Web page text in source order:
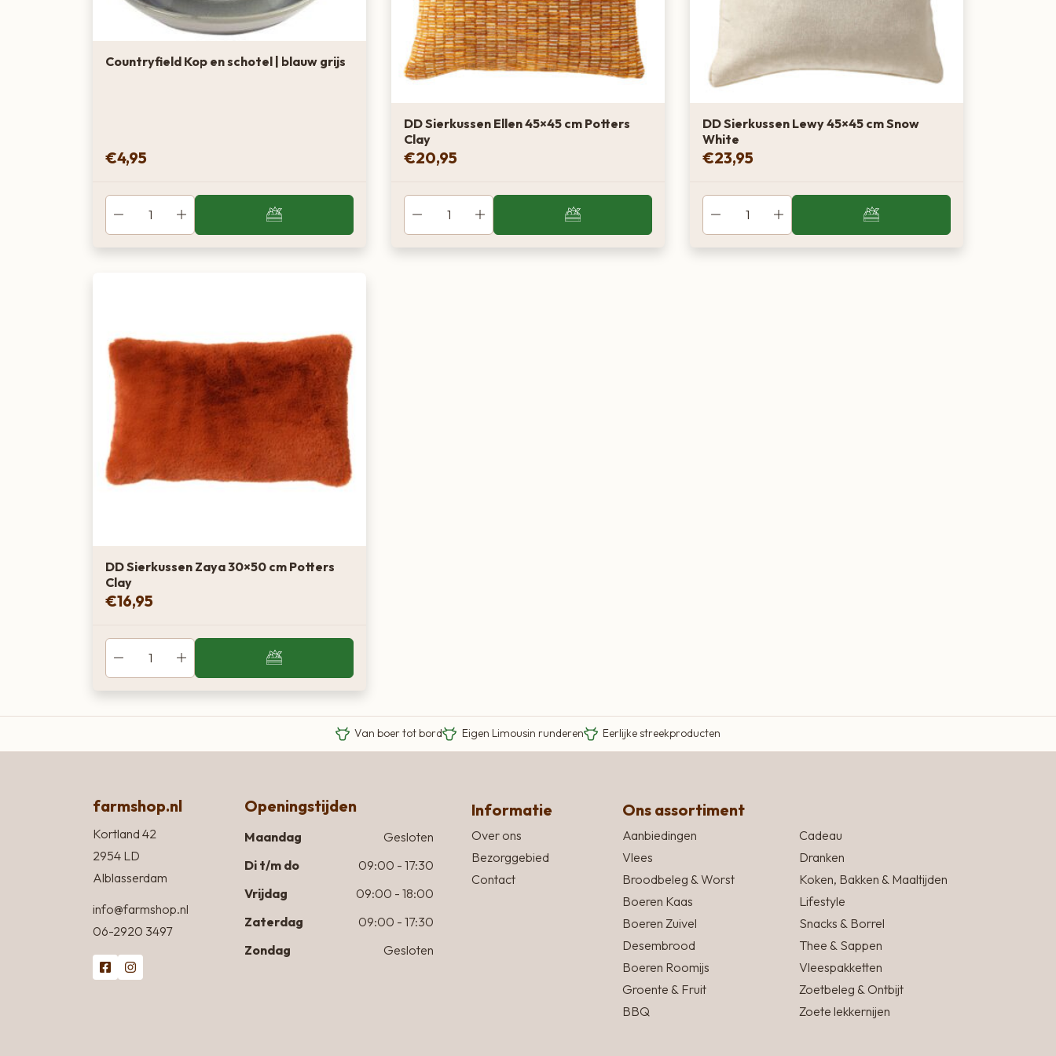
Countryfield Kop en schotel | blauw grijs
€4,95
DD Sierkussen Ellen 45×45 cm Potters
Clay
€20,95
DD Sierkussen Lewy 45×45 cm Snow
White
€23,95
DD Sierkussen Zaya 30×50 cm Potters
Clay
€16,95
Van boer tot bord Eigen Limousin runderen Eerlijke streekproducten
farmshop.nl
Kortland 42
2954 LD
Alblasserdam
info@farmshop.nl
06-2920 3497
Openingstijden
Maandag
Gesloten
Di t/m do
09:00 - 17:30
Vrijdag
09:00 - 18:00
Zaterdag
09:00 - 17:30
Zondag
Gesloten
Informatie
Over ons
Bezorggebied
Contact
Ons assortiment
Aanbiedingen
Vlees
Broodbeleg & Worst
Boeren Kaas
Boeren Zuivel
Desembrood
Boeren Roomijs
Groente & Fruit
BBQ
Cadeau
Dranken
Koken, Bakken & Maaltijden
Lifestyle
Snacks & Borrel
Thee & Sappen
Vleespakketten
Zoetbeleg & Ontbijt
Zoete lekkernijen